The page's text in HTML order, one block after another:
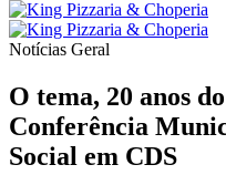
Notícias Geral
O tema, 20 anos
Conferência
Social em CDS